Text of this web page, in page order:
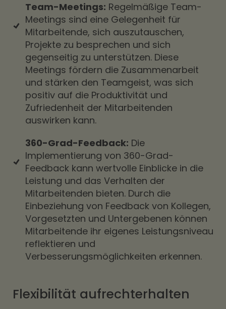
Team-Meetings: Regelmäßige Team-
Meetings sind eine Gelegenheit für
Mitarbeitende, sich auszutauschen,
Projekte zu besprechen und sich
gegenseitig zu unterstützen. Diese
Meetings fördern die Zusammenarbeit
und stärken den Teamgeist, was sich
positiv auf die Produktivität und
Zufriedenheit der Mitarbeitenden
auswirken kann.
360-Grad-Feedback: Die
Implementierung von 360-Grad-
Feedback kann wertvolle Einblicke in die
Leistung und das Verhalten der
Mitarbeitenden bieten. Durch die
Einbeziehung von Feedback von Kollegen,
Vorgesetzten und Untergebenen können
Mitarbeitende ihr eigenes Leistungsniveau
reflektieren und
Verbesserungsmöglichkeiten erkennen.
Flexibilität aufrechterhalten